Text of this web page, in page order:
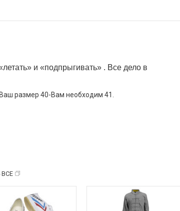
и «подпрыгивать» . Все дело в
размер 40-Вам необходим 41.
ВСЕ